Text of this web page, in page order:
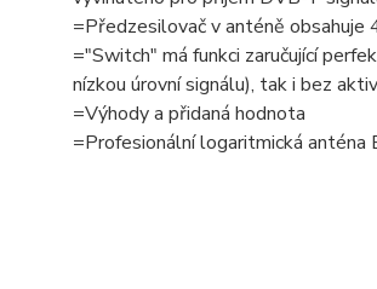
=Předzesilovač v anténě
="Switch" má funkci zaručující
nízkou úrovní signálu), tak i bez
=Výhody a přidaná hodnota
=Profesionální logaritmická